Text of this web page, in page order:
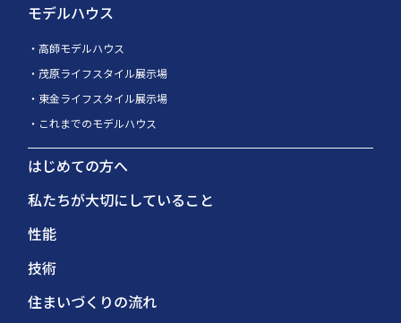
モデルハウス
高師モデルハウス
茂原ライフスタイル展示場
東金ライフスタイル展示場
これまでのモデルハウス
はじめての方へ
私たちが大切にしていること
性能
技術
住まいづくりの流れ